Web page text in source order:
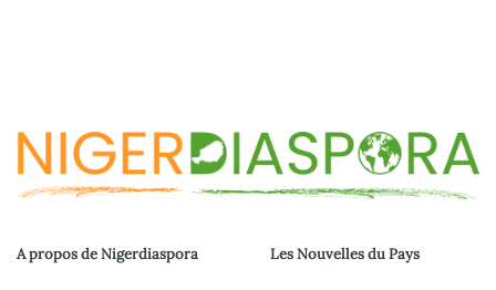
A propos de Nigerdiaspora Les Nouvelles du Pays